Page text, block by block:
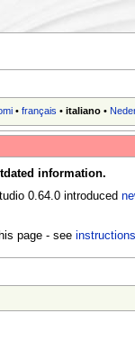
•français •italiano •
information.
0.64.0 introduced
page - see